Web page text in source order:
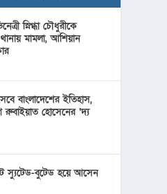
স্নিগ্ধা চৌধুরীকে
মামলা, আশিয়ান
বাংলাদেশের ইতিহাস,
রুবাইয়াত হোসেনের ‘দ্য
স্যুটেড-বুটেড হয়ে আসেন